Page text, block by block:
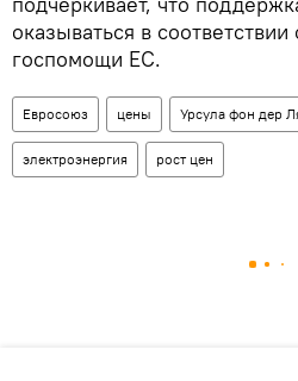
оказываться в
госпомощи ЕС.
Евросоюз цены Урсула фон дер
электроэнергия рост цен